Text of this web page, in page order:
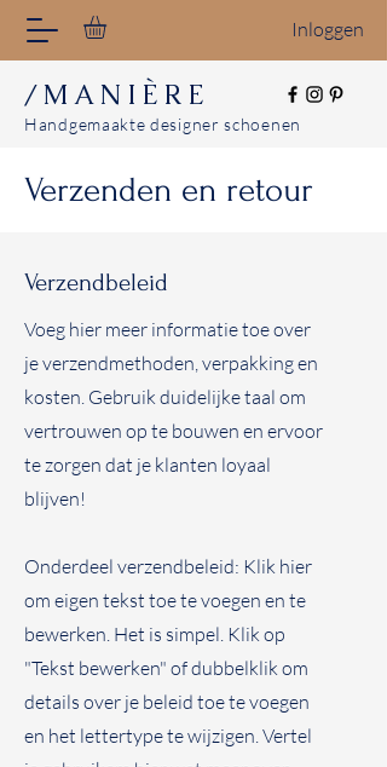
Inloggen
/MANIÈRE
Handgemaakte designer schoenen
Verzenden en retour
Verzendbeleid
Voeg hier meer informatie toe over
je verzendmethoden, verpakking en
kosten. Gebruik duidelijke taal om
vertrouwen op te bouwen en ervoor
te zorgen dat je klanten loyaal
blijven!
Onderdeel verzendbeleid: Klik hier
om eigen tekst toe te voegen en te
bewerken. Het is simpel. Klik op
"Tekst bewerken" of dubbelklik om
details over je beleid toe te voegen
en het lettertype te wijzigen. Vertel